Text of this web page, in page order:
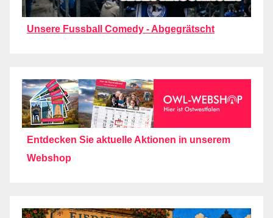
Unsere Fussball Comedy - Abgegrätscht
Entdecken Sie aktuelle Aktionen in unserem
Webshop